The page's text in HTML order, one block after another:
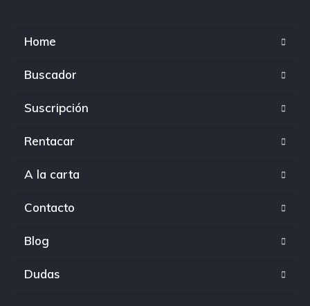
Home
Buscador
Suscripción
Rentacar
A la carta
Contacto
Blog
Dudas